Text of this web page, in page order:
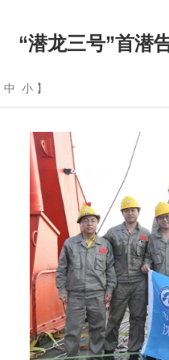
“潜龙三号”首潜
中 小 】